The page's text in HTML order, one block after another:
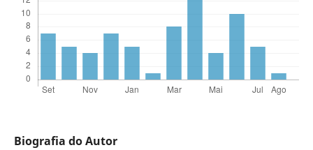
Biografia do Autor